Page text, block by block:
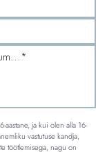
ja kui olen alla 16-
vastutuse kandja,